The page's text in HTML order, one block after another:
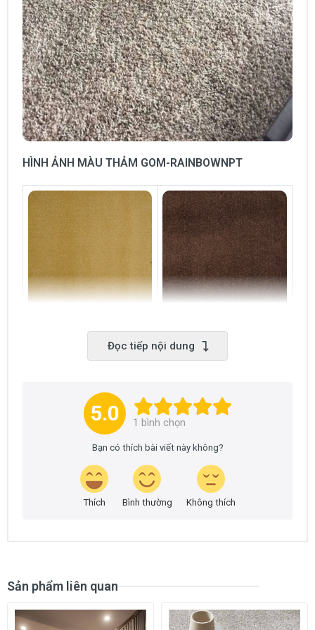
HÌNH ẢNH MÀU THẢM GOM-RAINBOWNPT
PT03 PT04
PT05 PT06
Đọc tiếp nội dung
5.0 1 bình chọn
Bạn có thích bài viết này không?
Thích Bình thường Không thích
Sản phẩm liên quan